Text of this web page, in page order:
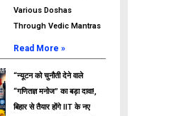
Various Doshas
Through Vedic Mantras
Read More »
“न्यूटन को चुनौती देने वाले
“गणितज्ञ मनोज” का बड़ा दावा!,
बिहार से तैयार होंगे IIT के नए